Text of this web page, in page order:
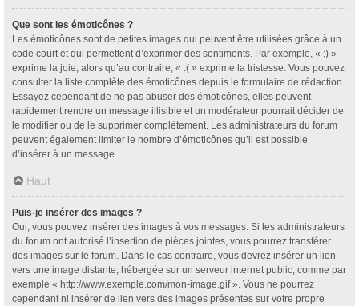
Que sont les émoticônes ?
Les émoticônes sont de petites images qui peuvent être utilisées grâce à un
code court et qui permettent d’exprimer des sentiments. Par exemple, « :) »
exprime la joie, alors qu’au contraire, « :( » exprime la tristesse. Vous pouvez
consulter la liste complète des émoticônes depuis le formulaire de rédaction.
Essayez cependant de ne pas abuser des émoticônes, elles peuvent
rapidement rendre un message illisible et un modérateur pourrait décider de
le modifier ou de le supprimer complètement. Les administrateurs du forum
peuvent également limiter le nombre d’émoticônes qu’il est possible
d’insérer à un message.
Haut
Puis-je insérer des images ?
Oui, vous pouvez insérer des images à vos messages. Si les administrateurs
du forum ont autorisé l’insertion de pièces jointes, vous pourrez transférer
des images sur le forum. Dans le cas contraire, vous devrez insérer un lien
vers une image distante, hébergée sur un serveur internet public, comme par
exemple « http://www.exemple.com/mon-image.gif ». Vous ne pourrez
cependant ni insérer de lien vers des images présentes sur votre propre